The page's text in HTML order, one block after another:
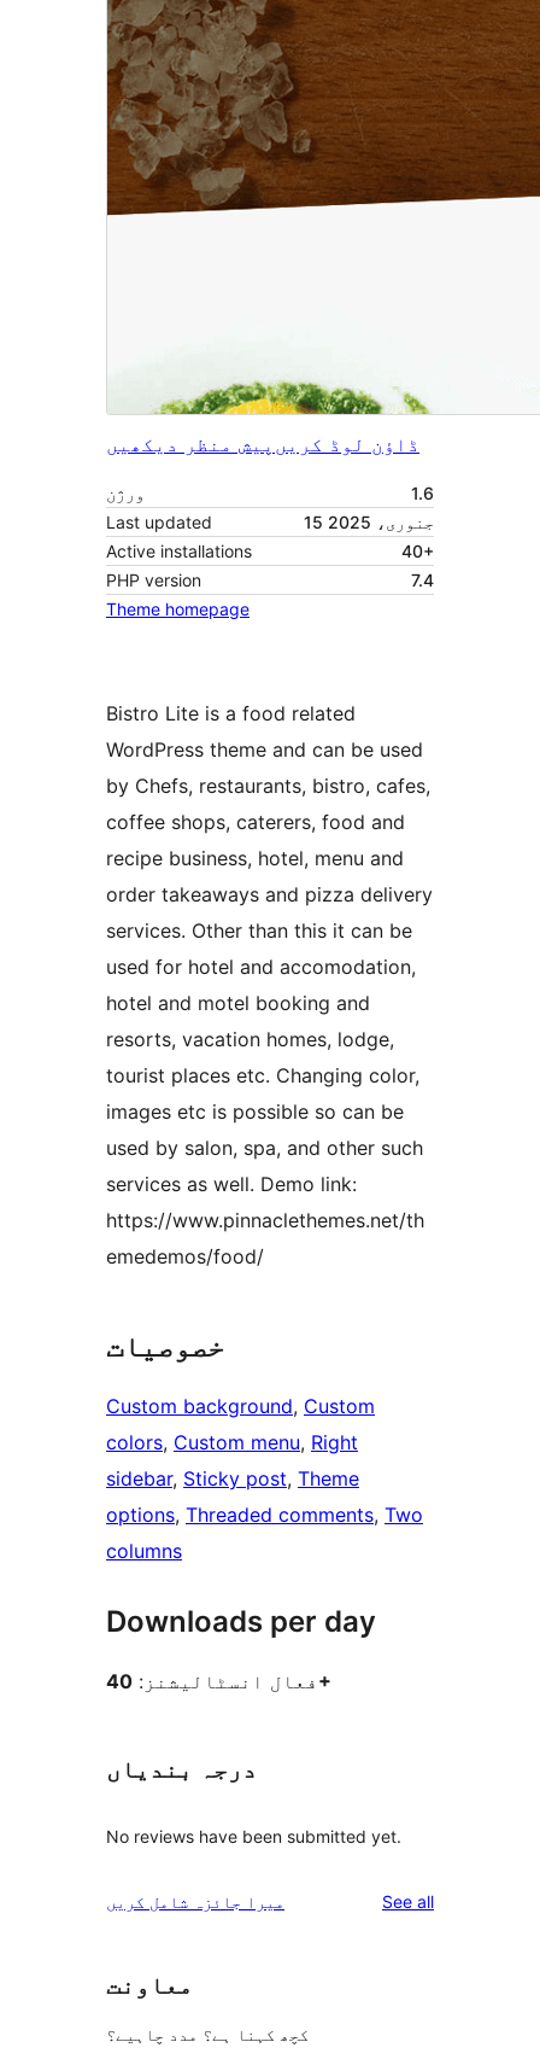
پیش منظر دیکھیں ڈاؤن لوڈ کریں
ورژن
1.6
Last updated
15 جنوری، 2025
Active installations
40+
PHP version
7.4
Theme homepage
Bistro Lite is a food related
WordPress theme and can be used
by Chefs, restaurants, bistro, cafes,
coffee shops, caterers, food and
recipe business, hotel, menu and
order takeaways and pizza delivery
services. Other than this it can be
used for hotel and accomodation,
hotel and motel booking and
resorts, vacation homes, lodge,
tourist places etc. Changing color,
images etc is possible so can be
used by salon, spa, and other such
services as well. Demo link:
https://www.pinnaclethemes.net/th
emedemos/food/
خصوصیات
Custom background, Custom
colors, Custom menu, Right
sidebar, Sticky post, Theme
options, Threaded comments, Two
columns
Downloads per day
فعال انسٹالیشنز: 40+
درجہ بندیاں
No reviews have been submitted yet.
میرا جائزہ شامل کریں See allreviews
معاونت
کچھ کہنا ہے؟ مدد چاہیے؟